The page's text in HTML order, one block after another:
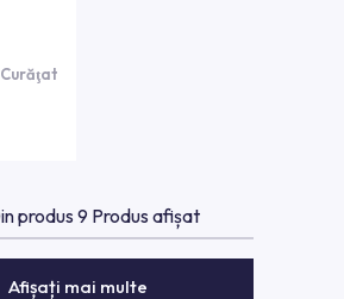
produs 9 Produs afișat
Afișați mai multe